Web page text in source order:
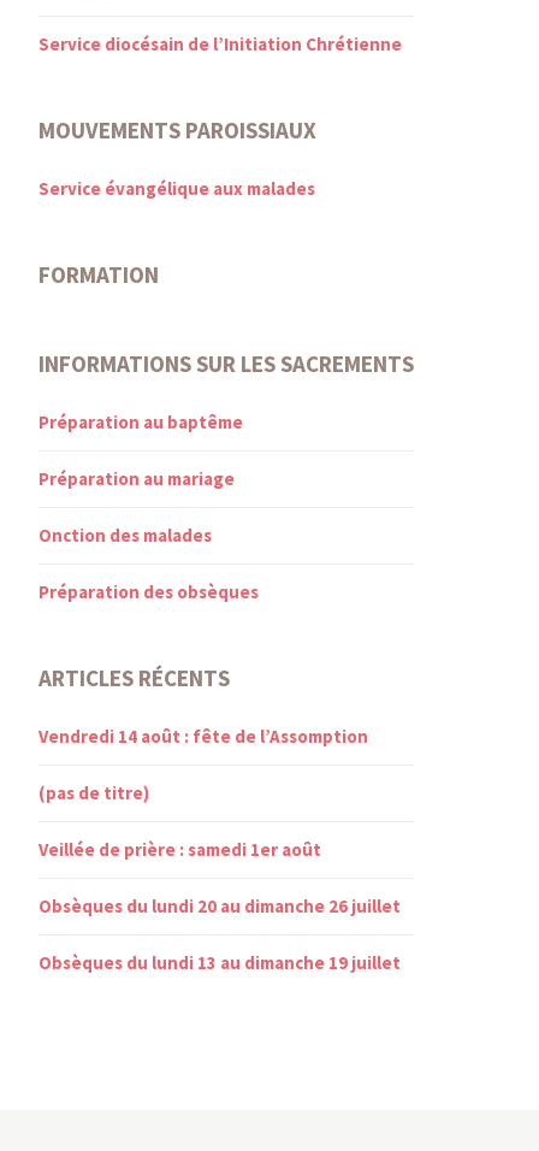
Service diocésain de l’Initiation Chrétienne
MOUVEMENTS PAROISSIAUX
Service évangélique aux malades
FORMATION
INFORMATIONS SUR LES SACREMENTS
Préparation au baptême
Préparation au mariage
Onction des malades
Préparation des obsèques
ARTICLES RÉCENTS
Vendredi 14 août : fête de l’Assomption
(pas de titre)
Veillée de prière : samedi 1er août
Obsèques du lundi 20 au dimanche 26 juillet
Obsèques du lundi 13 au dimanche 19 juillet